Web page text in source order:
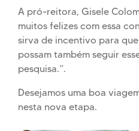
A pró-reitora, Gisele
muitos felizes com essa
sirva de incentivo para
possam também seguir
pesquisa.”.
Desejamos uma boa
nesta nova etapa.